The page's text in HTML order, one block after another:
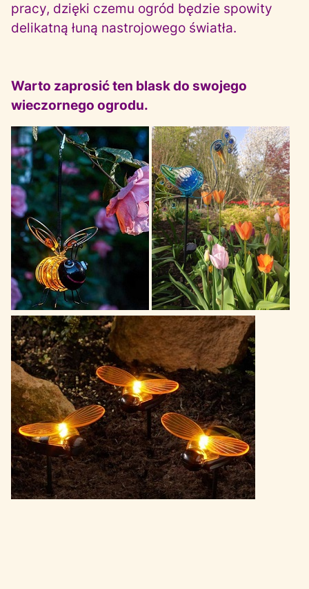
pracy, dzięki czemu ogród będzie spowity
delikatną łuną nastrojowego światła.
Warto zaprosić ten blask do swojego
wieczornego ogrodu.